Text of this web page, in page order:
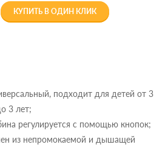
КУПИТЬ В ОДИН КЛИК
подходит для детей от 3
3 лет;
регулируется с помощью кнопок;
из непромокаемой и дышащей